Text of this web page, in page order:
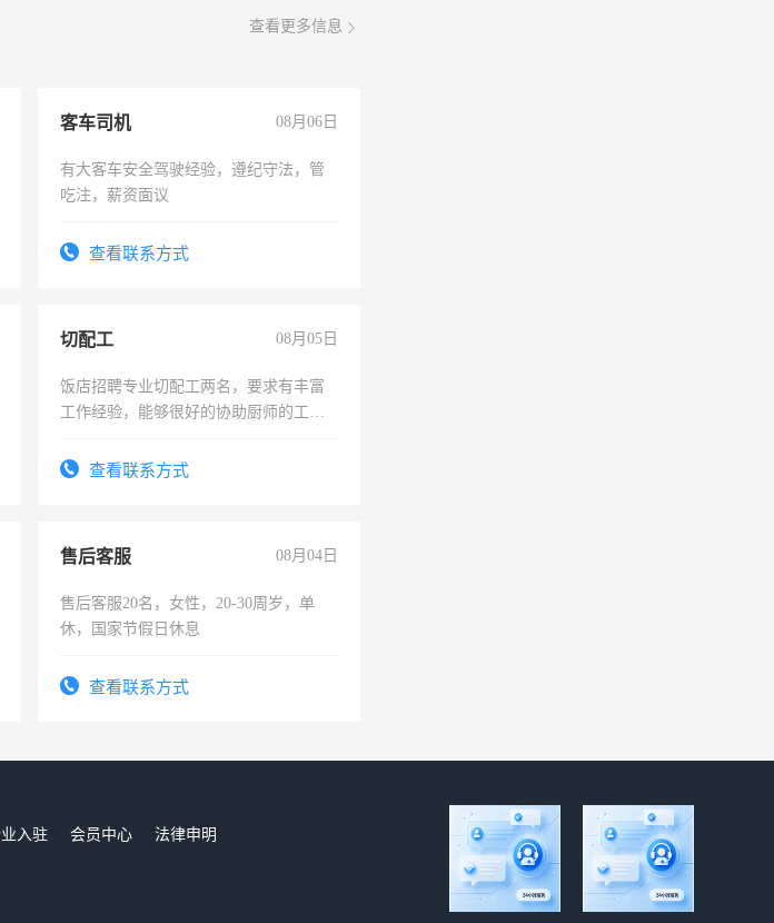
查看更多信息
客车司机 08月06日
有大客车安全驾驶经验，遵纪守法，管
吃注，薪资面议
查看联系方式
切配工 08月05日
饭店招聘专业切配工两名，要求有丰富
工作经验，能够很好的协助厨师的工
4500。查看联系方式
售后客服 08月04日
售后客服20名，女性，20-30周岁，单
休，国家节假日休息
查看联系方式
入驻 会员中心
法律申明